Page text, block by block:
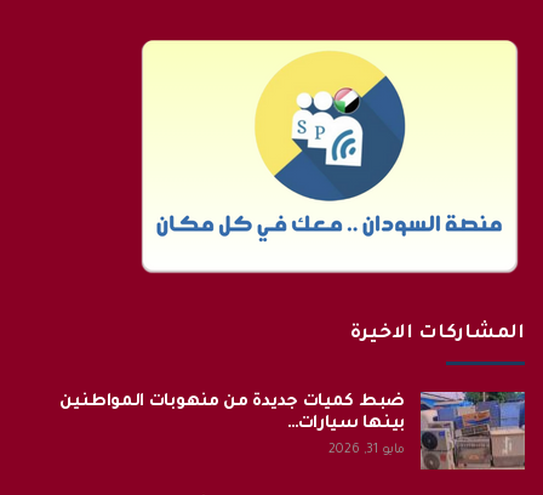
المشاركات الاخيرة
ضبط كميات جديدة من منهوبات المواطنين
بينها سيارات…
مايو 31, 2026